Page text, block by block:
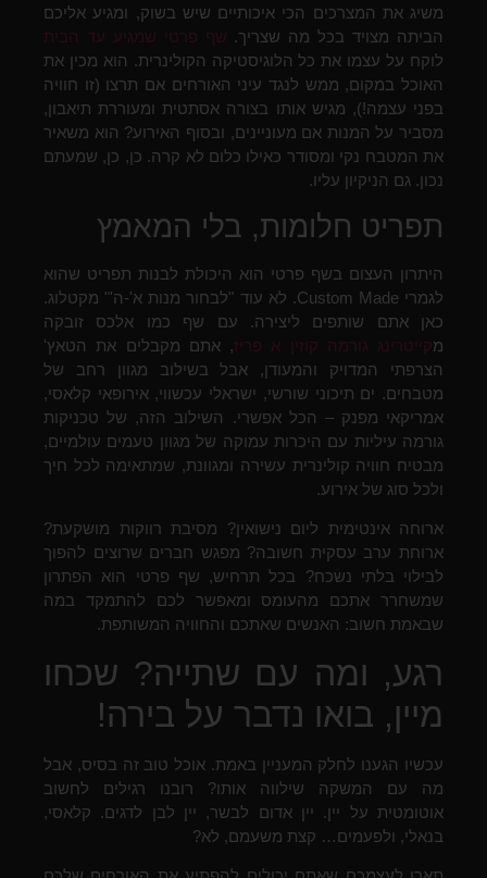
משיג את המצרכים הכי איכותיים שיש בשוק, ומגיע אליכם
הביתה מצויד בכל מה שצריך. שף פרטי שמגיע עד הבית
לוקח על עצמו את כל הלוגיסטיקה הקולינרית. הוא מכין את
האוכל במקום, ממש לנגד עיני האורחים אם תרצו (זו חוויה
בפני עצמה!), מגיש אותו בצורה אסתטית ומעוררת תיאבון,
מסביר על המנות אם מעוניינים, ובסוף האירוע? הוא משאיר
את המטבח נקי ומסודר כאילו כלום לא קרה. כן, כן, שמעתם
נכון. גם הניקיון עליו.
תפריט חלומות, בלי המאמץ
היתרון העצום בשף פרטי הוא היכולת לבנות תפריט שהוא
לגמרי Custom Made. לא עוד "לבחור מנות א'-ה'" מקטלוג.
כאן אתם שותפים ליצירה. עם שף כמו אלכס זובקה
מקייטרינג גורמה קוזין א פריז, אתם מקבלים את הטאץ'
הצרפתי המדויק והמעודן, אבל בשילוב מגוון רחב של
מטבחים. ים תיכוני שורשי, ישראלי עכשווי, אירופאי קלאסי,
אמריקאי מפנק – הכל אפשרי. השילוב הזה, של טכניקות
גורמה עיליות עם היכרות עמוקה של מגוון טעמים עולמיים,
מבטיח חוויה קולינרית עשירה ומגוונת, שמתאימה לכל חיך
ולכל סוג של אירוע.
ארוחה אינטימית ליום נישואין? מסיבת רווקות מושקעת?
ארוחת ערב עסקית חשובה? מפגש חברים שרוצים להפוך
לבילוי בלתי נשכח? בכל תרחיש, שף פרטי הוא הפתרון
שמשחרר אתכם מהעומס ומאפשר לכם להתמקד במה
שבאמת חשוב: האנשים שאתכם והחוויה המשותפת.
רגע, ומה עם שתייה? שכחו
מיין, בואו נדבר על בירה!
עכשיו הגענו לחלק המעניין באמת. אוכל טוב זה בסיס, אבל
מה עם המשקה שילווה אותו? רובנו רגילים לחשוב
אוטומטית על יין. יין אדום לבשר, יין לבן לדגים. קלאסי,
בנאלי, ולפעמים… קצת משעמם, לא?